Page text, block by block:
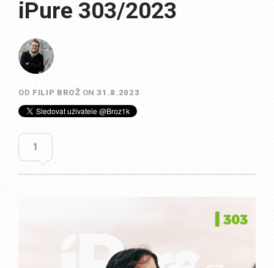
iPure 303/2023
OD FILIP BROŽ ON31.8.2023
1